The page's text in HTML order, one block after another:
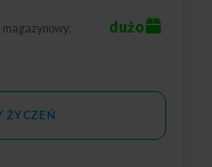
magazynowy: dużo
ŻYCZEŃ